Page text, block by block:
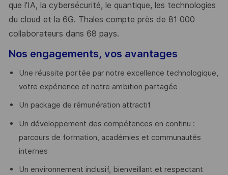
que l’IA, la cybersécurité, le quantique, les technologies
du cloud et la 6G. Thales compte près de 81 000
collaborateurs dans 68 pays.
Nos engagements, vos avantages
Une réussite portée par notre excellence technologique,
votre expérience et notre ambition partagée
Un package de rémunération attractif
Un développement des compétences en continu :
parcours de formation, académies et communautés
internes
Un environnement inclusif, bienveillant et respectant